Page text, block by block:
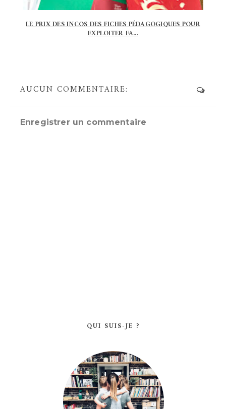
LE PRIX DES INCOS DES FICHES PÉDAGOGIQUES POUR
EXPLOITER FA...
AUCUN COMMENTAIRE:
Enregistrer un commentaire
QUI SUIS-JE ?